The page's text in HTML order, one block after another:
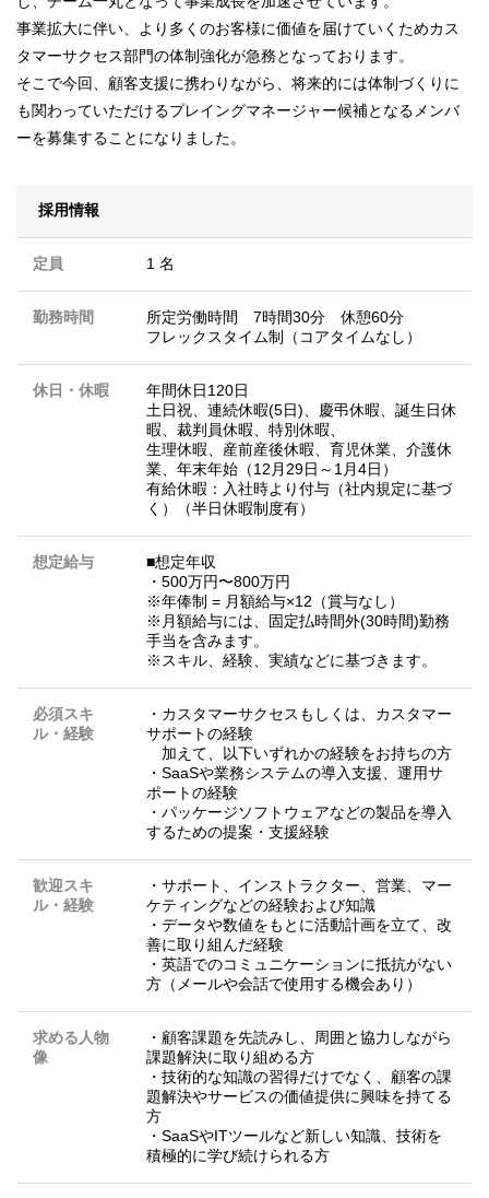
事業拡大に伴い、より多くのお客様に価値を届けていくためカス
タマーサクセス部門の体制強化が急務となっております。
そこで今回、顧客支援に携わりながら、将来的には体制づくりに
も関わっていただけるプレイングマネージャー候補となるメンバ
ーを募集することになりました。
採用情報
定員 1 名
勤務時間
所定労働時間 7時間30分 休憩60分
フレックスタイム制（コアタイムなし）
休日・休暇
年間休日120日
土日祝、連続休暇(5日)、慶弔休暇、誕生日休
暇、裁判員休暇、特別休暇、
生理休暇、産前産後休暇、育児休業、介護休
業、年末年始（12月29日～1月4日）
有給休暇：入社時より付与（社内規定に基づ
く）（半日休暇制度有）
想定給与
■想定年収
・500万円〜800万円
※年俸制 = 月額給与×12（賞与なし）
※月額給与には、固定払時間外(30時間)勤務
手当を含みます。
※スキル、経験、実績などに基づきます。
必須スキ
ル・経験
・カスタマーサクセスもしくは、カスタマー
サポートの経験
加えて、以下いずれかの経験をお持ちの方
・SaaSや業務システムの導入支援、運用サ
ポートの経験
・パッケージソフトウェアなどの製品を導入
するための提案・支援経験
歓迎スキ
ル・経験
・サポート、インストラクター、営業、マー
ケティングなどの経験および知識
・データや数値をもとに活動計画を立て、改
善に取り組んだ経験
・英語でのコミュニケーションに抵抗がない
方（メールや会話で使用する機会あり）
求める人物
像
・顧客課題を先読みし、周囲と協力しながら
課題解決に取り組める方
・技術的な知識の習得だけでなく、顧客の課
題解決やサービスの価値提供に興味を持てる
方
・SaaSやITツールなど新しい知識、技術を
積極的に学び続けられる方